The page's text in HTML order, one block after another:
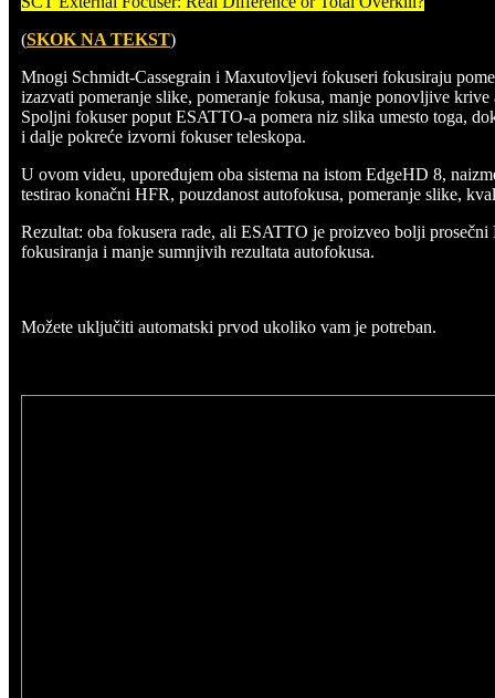
(SKOK NA TEKST)
Mnogi Schmidt-Cassegrain i Maxutovljevi fokuseri fokusiraju
izazvati pomeranje slike, pomeranje fokusa, manje ponovljive
Spoljni fokuser poput ESATTO-a pomera niz slika umesto toga,
i dalje pokreće izvorni fokuser teleskopa.
U ovom videu, upoređujem oba sistema na istom EdgeHD 8,
testirao konačni HFR, pouzdanost autofokusa, pomeranje slike,
Rezultat: oba fokusera rade, ali ESATTO je proizveo bolji
fokusiranja i manje sumnjivih rezultata autofokusa.
Možete uključiti automatski prvod ukoliko vam je potreban.